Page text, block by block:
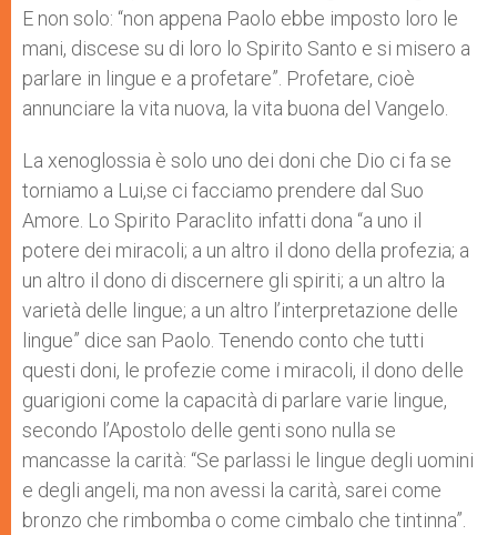
E non solo: “non appena Paolo ebbe imposto loro le
mani, discese su di loro lo Spirito Santo e si misero a
parlare in lingue e a profetare”. Profetare, cioè
annunciare la vita nuova, la vita buona del Vangelo.
La xenoglossia è solo uno dei doni che Dio ci fa se
torniamo a Lui,se ci facciamo prendere dal Suo
Amore. Lo Spirito Paraclito infatti dona “a uno il
potere dei miracoli; a un altro il dono della profezia; a
un altro il dono di discernere gli spiriti; a un altro la
varietà delle lingue; a un altro l’interpretazione delle
lingue” dice san Paolo. Tenendo conto che tutti
questi doni, le profezie come i miracoli, il dono delle
guarigioni come la capacità di parlare varie lingue,
secondo l’Apostolo delle genti sono nulla se
mancasse la carità: “Se parlassi le lingue degli uomini
e degli angeli, ma non avessi la carità, sarei come
bronzo che rimbomba o come cimbalo che tintinna”.